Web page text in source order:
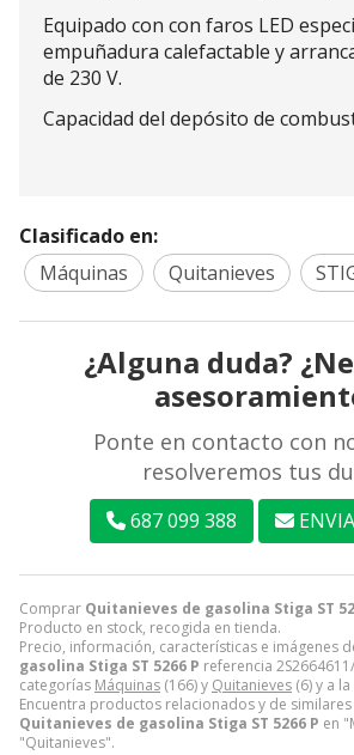
Comprar Quitanieves de gasolina Stiga ST
Producto en stock, recogida en tienda.
Precio, información, características e imágenes
gasolina Stiga ST 5266 P referencia
categorías Máquinas (166) y Quitanieves (6) y a
Encuentra productos relacionados y de
Quitanieves de gasolina Stiga ST 5266 P en
"Quitanieves".
Equipado con con faros LED
empuñadura calefactable y
de 230 V.
Capacidad del depósito de
Clasificado en:
Máquinas
Quitanieves
¿Alguna duda?
Ponte en contacto con
resolveremos tus
687 099 388